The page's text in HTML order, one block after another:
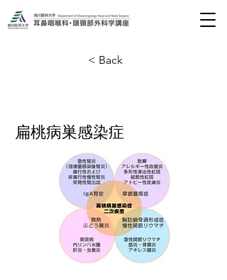
< Back
扁桃病巣感染症